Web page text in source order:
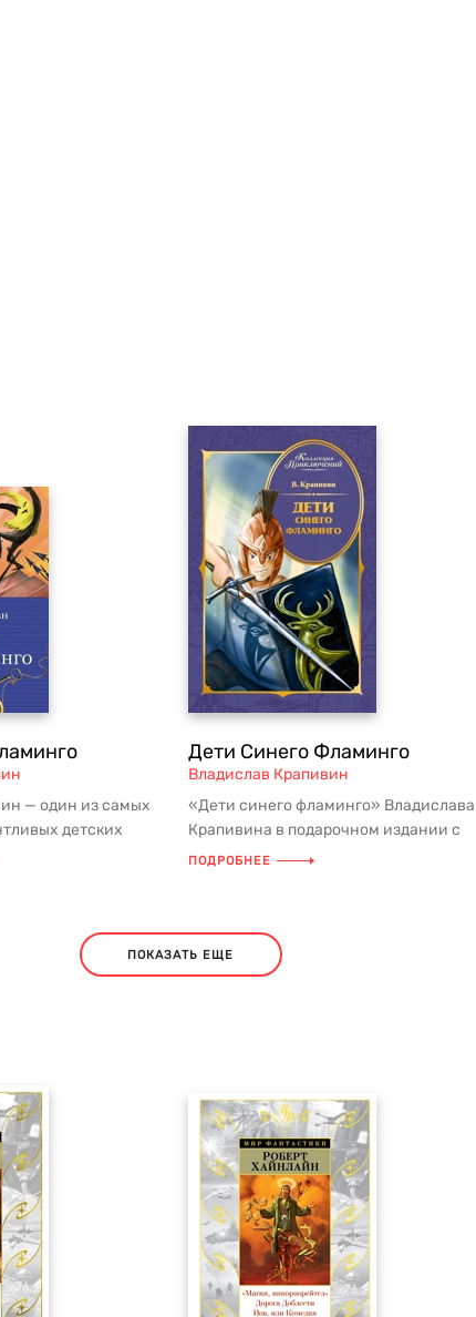
— один из самых
детских
стали...
Дети Синего Фламинго
Владислав Крапивин
«Дети синего фламинго» Владислава
Крапивина в подарочном издании с
распашным форзацем в новой серии ...
ПОДРОБНЕЕ
ПОКАЗАТЬ ЕЩЕ